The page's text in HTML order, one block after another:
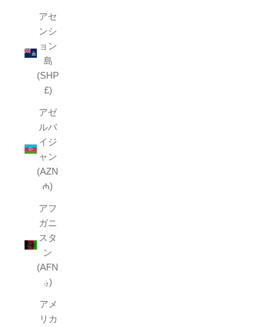
アセ
ンシ
ョン
島
(SHP
£)
アゼ
ルバ
イジ
ャン
(AZN
₼)
アフ
ガニ
スタ
ン
(AFN
؋)
アメ
リカ